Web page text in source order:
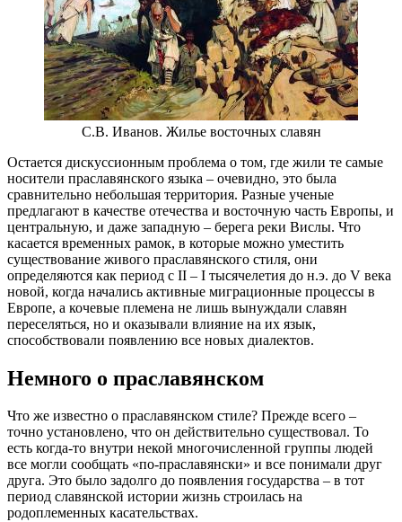
С.В. Иванов. Жилье восточных славян
Остается дискуссионным проблема о том, где жили те самые
носители праславянского языка – очевидно, это была
сравнительно небольшая территория. Разные ученые
предлагают в качестве отечества и восточную часть Европы, и
центральную, и даже западную – берега реки Вислы. Что
касается временных рамок, в которые можно уместить
существование живого праславянского стиля, они
определяются как период с II – I тысячелетия до н.э. до V века
новой, когда начались активные миграционные процессы в
Европе, а кочевые племена не лишь вынуждали славян
переселяться, но и оказывали влияние на их язык,
способствовали появлению все новых диалектов.
Немного о праславянском
Что же известно о праславянском стиле? Прежде всего –
точно установлено, что он действительно существовал. То
есть когда-то внутри некой многочисленной группы людей
все могли сообщать «по-праславянски» и все понимали друг
друга. Это было задолго до появления государства – в тот
период славянской истории жизнь строилась на
родоплеменных касательствах.